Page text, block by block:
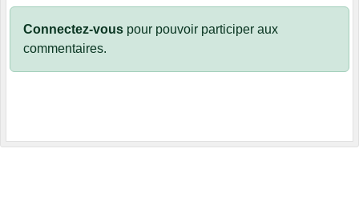
Connectez-vous pour pouvoir participer aux
commentaires.